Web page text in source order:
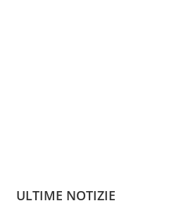
ULTIME NOTIZIE